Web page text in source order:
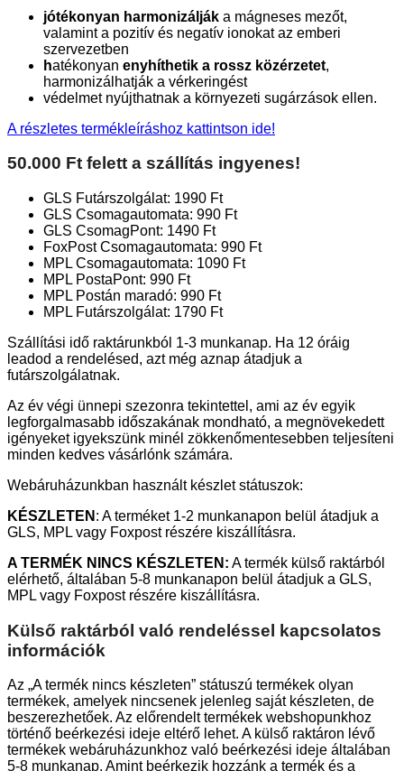
jótékonyan harmonizálják a mágneses mezőt,
valamint a pozitív és negatív ionokat az emberi
szervezetben
hatékonyan enyhíthetik a rossz közérzetet,
harmonizálhatják a vérkeringést
védelmet nyújthatnak a környezeti sugárzások ellen.
A részletes termékleíráshoz kattintson ide!
50.000 Ft felett a szállítás ingyenes!
GLS Futárszolgálat: 1990 Ft
GLS Csomagautomata: 990 Ft
GLS CsomagPont: 1490 Ft
FoxPost Csomagautomata: 990 Ft
MPL Csomagautomata: 1090 Ft
MPL PostaPont: 990 Ft
MPL Postán maradó: 990 Ft
MPL Futárszolgálat: 1790 Ft
Szállítási idő raktárunkból 1-3 munkanap. Ha 12 óráig
leadod a rendelésed, azt még aznap átadjuk a
futárszolgálatnak.
Az év végi ünnepi szezonra tekintettel, ami az év egyik
legforgalmasabb időszakának mondható, a megnövekedett
igényeket igyekszünk minél zökkenőmentesebben teljesíteni
minden kedves vásárlónk számára.
Webáruházunkban használt készlet státuszok:
KÉSZLETEN : A terméket 1-2 munkanapon belül átadjuk a
GLS, MPL vagy Foxpost részére kiszállításra.
A TERMÉK NINCS KÉSZLETEN: A termék külső raktárból
elérhető, általában 5-8 munkanapon belül átadjuk a GLS,
MPL vagy Foxpost részére kiszállításra.
Külső raktárból való rendeléssel kapcsolatos
információk
Az „A termék nincs készleten” státuszú termékek olyan
termékek, amelyek nincsenek jelenleg saját készleten, de
beszerezhetőek. Az előrendelt termékek webshopunkhoz
történő beérkezési ideje eltérő lehet. A külső raktáron lévő
termékek webáruházunkhoz való beérkezési ideje általában
5-8 munkanap. Amint beérkezik hozzánk a termék és a